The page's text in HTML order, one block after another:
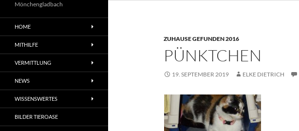
ZUHAUSE GEFUNDEN 2016
PÜNKTCHEN
19. SEPTEMBER 2019 ELKE DIETRICH
Mönchengladbach
HOME
MITHILFE
VERMITTLUNG
NEWS
WISSENSWERTES
BILDER TIEROASE